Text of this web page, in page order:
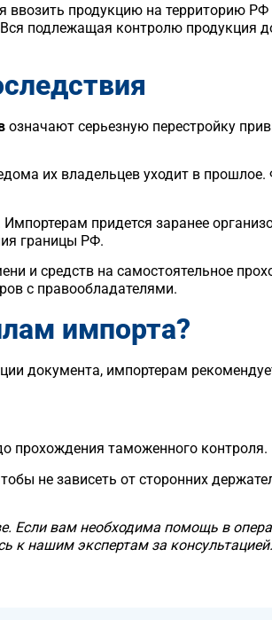
ввозить продукцию на территорию РФ
подлежащая контролю продукция
означают серьезную перестройку
их владельцев уходит в прошлое.
придется заранее
границы РФ.
и средств на самостоятельное
с правообладателями.
импорта?
документа, импортерам
прохождения таможенного контроля.
не зависеть от сторонних
Если вам необходима помощь в
к нашим экспертам за консультацией.